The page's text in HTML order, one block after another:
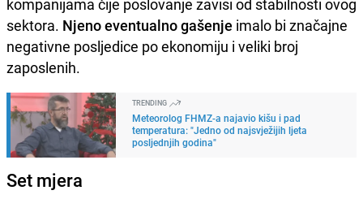
sektora. Njeno eventualno gašenje imalo bi značajne
negativne posljedice po ekonomiju i veliki broj
zaposlenih.
TRENDING
Meteorolog FHMZ-a najavio kišu i pad
temperatura: "Jedno od najsvježijih ljeta
posljednjih godina"
Set mjera